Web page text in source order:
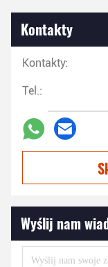
Kontakty
Kontakty:
Tel.:
Wyślij nam